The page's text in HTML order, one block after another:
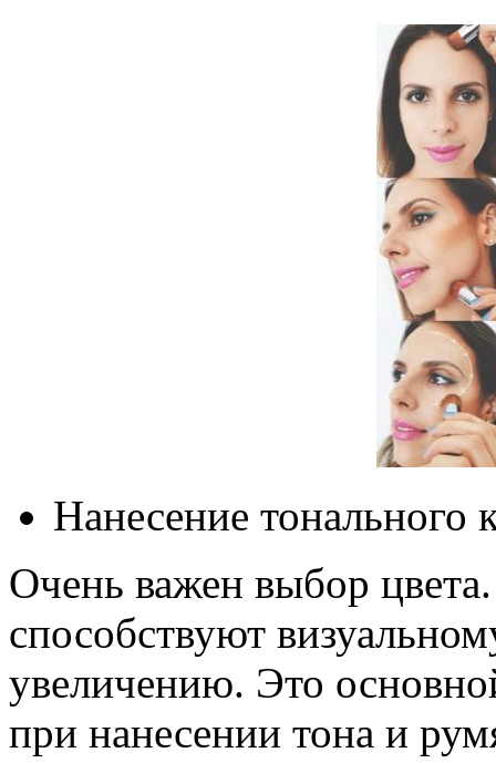
Нанесение тонального
Очень важен выбор
способствуют
увеличению. Это
при нанесении тона и